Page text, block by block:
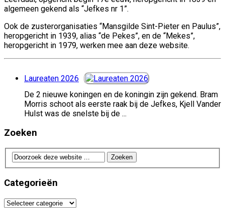
algemeen gekend als “Jefkes nr 1”.
Ook de zusterorganisaties “Mansgilde Sint-Pieter en Paulus”,
heropgericht in 1939, alias “de Pekes”, en de “Mekes”,
heropgericht in 1979, werken mee aan deze website.
Laureaten 2026
De 2 nieuwe koningen en de koningin zijn gekend. Bram
Morris schoot als eerste raak bij de Jefkes, Kjell Vander
Hulst was de snelste bij de ...
Zoeken
Categorieën
Categorieën